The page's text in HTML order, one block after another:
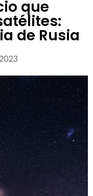
que
de Rusia